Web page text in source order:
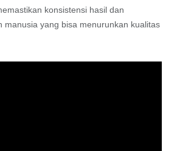
konsistensi hasil dan
manusia yang bisa menurunkan kualitas